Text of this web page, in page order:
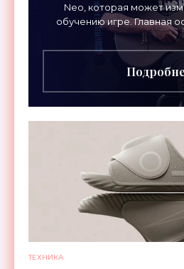
Neo, которая может
обучению игре. Главная
инструментов –
грифа.
ТЕХНИКА